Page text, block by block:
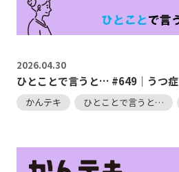
2026.04.30
ひとことで言うと… #649｜うつ症
かんテキ ひとことで言うと…